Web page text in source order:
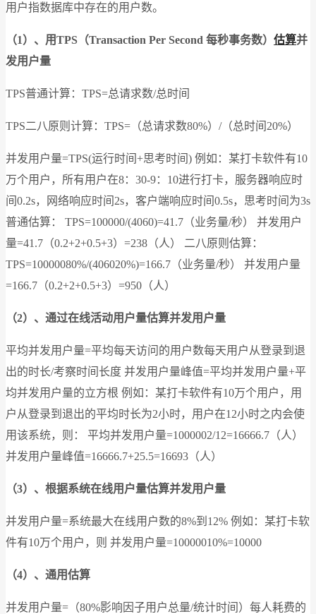
用户指数据库中存在的用户数。
（1）、用TPS（Transaction Per Second 每秒事务数） 估算并
发用户量
TPS普通计算：TPS=总请求数/总时间
TPS二八原则计算：TPS=（总请求数80%）/（总时间20%）
并发用户量=TPS(运行时间+思考时间) 例如：某打卡软件有10
万个用户，所有用户在8：30-9：10进行打卡，服务器响应时
间0.2s，网络响应时间2s，客户端响应时间0.5s，思考时间为3s
普通估算： TPS=100000/(4060)=41.7（业务量/秒） 并发用户
量=41.7（0.2+2+0.5+3）=238（人） 二八原则估算：
TPS=10000080%/(406020%)=166.7（业务量/秒） 并发用户量
=166.7（0.2+2+0.5+3）=950（人）
（2）、通过在线活动用户量估算并发用户量
平均并发用户量=平均每天访问的用户数每天用户从登录到退
出的时长/考察时间长度 并发用户量峰值=平均并发用户量+平
均并发用户量的立方根 例如：某打卡软件有10万个用户，用
户从登录到退出的平均时长为2小时，用户在12小时之内会使
用该系统，则： 平均并发用户量=1000002/12=16666.7（人）
并发用户量峰值=16666.7+25.5=16693（人）
（3）、根据系统在线用户量估算并发用户量
并发用户量=系统最大在线用户数的8%到12% 例如：某打卡软
件有10万个用户，则 并发用户量=10000010%=10000
（4）、通用估算
并发用户量=（80%影响因子用户总量/统计时间）每人耗费的